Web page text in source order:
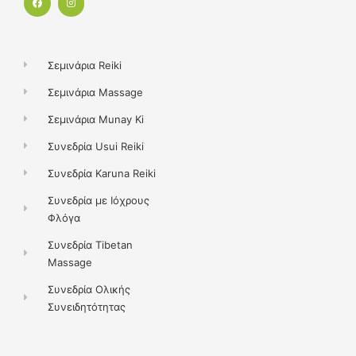
a
n
m
Σεμινάρια Reiki
Σεμινάρια Massage
Σεμινάρια Munay Ki
Συνεδρία Usui Reiki
Συνεδρία Karuna Reiki
Συνεδρία με Ιόχρους
Φλόγα
Συνεδρία Tibetan
Massage
Συνεδρία Ολικής
Συνειδητότητας